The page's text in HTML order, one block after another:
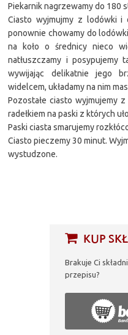
KUP
Brakuje Ci
przepisu?
Piekarnik nagrzewamy do 180
Ciasto wyjmujmy z lodówki i
ponownie chowamy do
na koło o średnicy nieco
natłuszczamy i posypujemy
wywijając delikatnie jego
widelcem, układamy na nim
Pozostałe ciasto wyjmujemy
radełkiem na paski z których
Paski ciasta smarujemy
Ciasto pieczemy 30 minut.
wystudzone.